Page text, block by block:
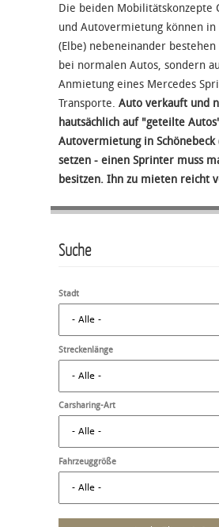
Die beiden Mobilitätskonzepte
und Autovermietung können in
(Elbe) nebeneinander
bei normalen Autos, sondern
Anmietung eines Mercedes
Transporte. Auto verkauft und
hautsächlich auf "geteilte
Autovermietung in Schönebeck
setzen - einen Sprinter muss
besitzen. Ihn zu mieten reicht
Suche
Stadt
Streckenlänge
Carsharing-Art
Fahrzeuggröße